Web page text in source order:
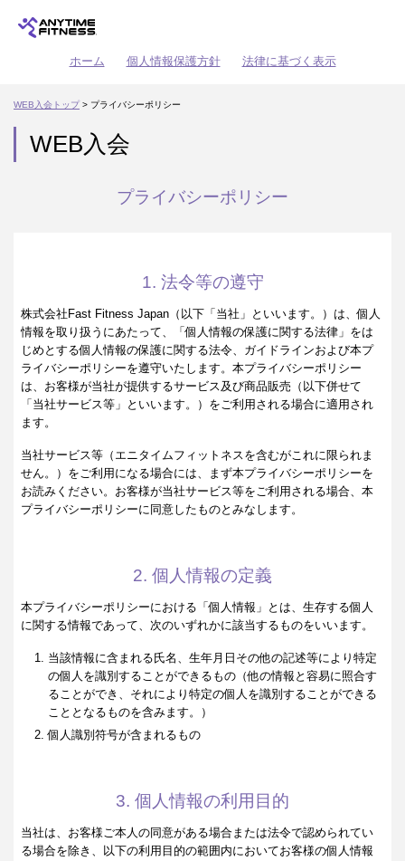
ホーム 個人情報保護方針 法律に基づく表示
WEB入会トップ> プライバシーポリシー
WEB入会
プライバシーポリシー
1. 法令等の遵守
株式会社Fast Fitness Japan（以下「当社」といいます。）は、個人
情報を取り扱うにあたって、「個人情報の保護に関する法律」をは
じめとする個人情報の保護に関する法令、ガイドラインおよび本プ
ライバシーポリシーを遵守いたします。本プライバシーポリシー
は、お客様が当社が提供するサービス及び商品販売（以下併せて
「当社サービス等」といいます。）をご利用される場合に適用され
ます。
当社サービス等（エニタイムフィットネスを含むがこれに限られま
せん。）をご利用になる場合には、まず本プライバシーポリシーを
お読みください。お客様が当社サービス等をご利用される場合、本
プライバシーポリシーに同意したものとみなします。
2. 個人情報の定義
本プライバシーポリシーにおける「個人情報」とは、生存する個人
に関する情報であって、次のいずれかに該当するものをいいます。
当該情報に含まれる氏名、生年月日その他の記述等により特定
の個人を識別することができるもの（他の情報と容易に照合す
ることができ、それにより特定の個人を識別することができる
こととなるものを含みます。）
個人識別符号が含まれるもの
3. 個人情報の利用目的
当社は、お客様ご本人の同意がある場合または法令で認められてい
る場合を除き、以下の利用目的の範囲内においてお客様の個人情報